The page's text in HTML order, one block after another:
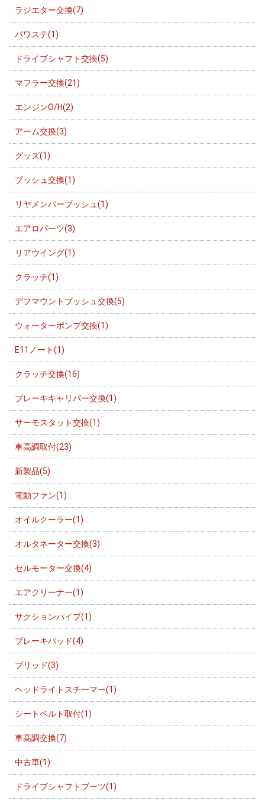
ラジエター交換(7)
パワステ(1)
ドライブシャフト交換(5)
マフラー交換(21)
エンジンO/H(2)
アーム交換(3)
グッズ(1)
ブッシュ交換(1)
リヤメンバーブッシュ(1)
エアロパーツ(3)
リアウイング(1)
クラッチ(1)
デフマウントブッシュ交換(5)
ウォーターポンプ交換(1)
E11ノート(1)
クラッチ交換(16)
ブレーキキャリパー交換(1)
サーモスタット交換(1)
車高調取付(23)
新製品(5)
電動ファン(1)
オイルクーラー(1)
オルタネーター交換(3)
セルモーター交換(4)
エアクリーナー(1)
サクションパイプ(1)
ブレーキパッド(4)
ブリッド(3)
ヘッドライトスチーマー(1)
シートベルト取付(1)
車高調交換(7)
中古車(1)
ドライブシャフトブーツ(1)